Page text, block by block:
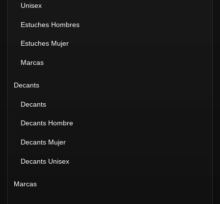
Unisex
Estuches Hombres
Estuches Mujer
Marcas
Decants
Decants
Decants Hombre
Decants Mujer
Decants Unisex
Marcas